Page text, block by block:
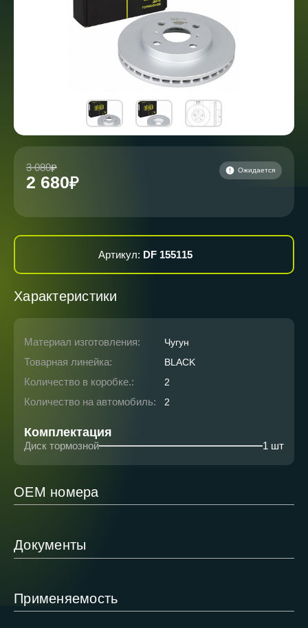
3 080
2 680
Ожидается
Артикул: DF 155115
Характеристики
Материал изготовления: Чугун
Товарная линейка: BLACK
Количество в коробке.: 2
Количество на автомобиль: 2
Комплектация
Диск тормозной 1 шт
ОЕМ номера
Документы
Применяемость